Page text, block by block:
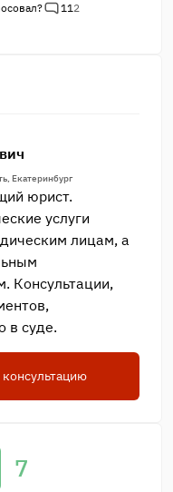
112
Екатеринбург
юрист.
услуги
лицам, а
Консультации,
в суде.
7